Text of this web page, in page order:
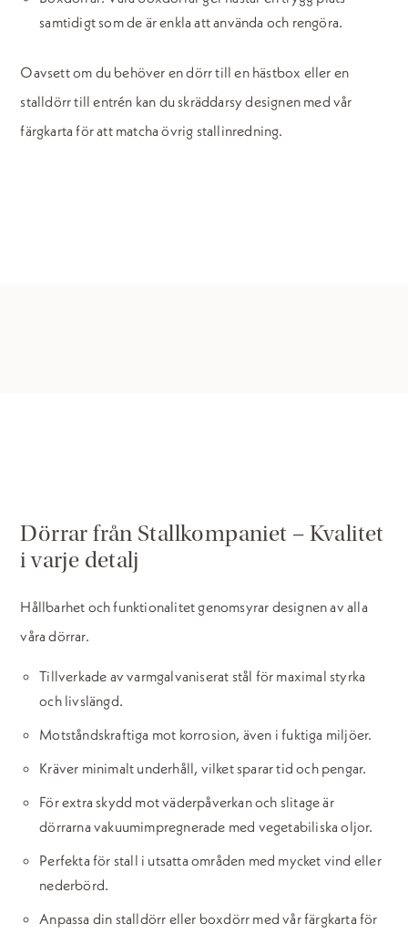
samtidigt som de är enkla att använda och rengöra.
Oavsett om du behöver en dörr till en hästbox eller en
stalldörr till entrén kan du skräddarsy designen med vår
färgkarta för att matcha övrig stallinredning.
Dörrar från Stallkompaniet – Kvalitet
i varje detalj
Hållbarhet och funktionalitet genomsyrar designen av alla
våra dörrar.
Tillverkade av varmgalvaniserat stål för maximal styrka
och livslängd.
Motståndskraftiga mot korrosion, även i fuktiga miljöer.
Kräver minimalt underhåll, vilket sparar tid och pengar.
För extra skydd mot väderpåverkan och slitage är
dörrarna vakuumimpregnerade med vegetabiliska oljor.
Perfekta för stall i utsatta områden med mycket vind eller
nederbörd.
Anpassa din stalldörr eller boxdörr med vår färgkarta för